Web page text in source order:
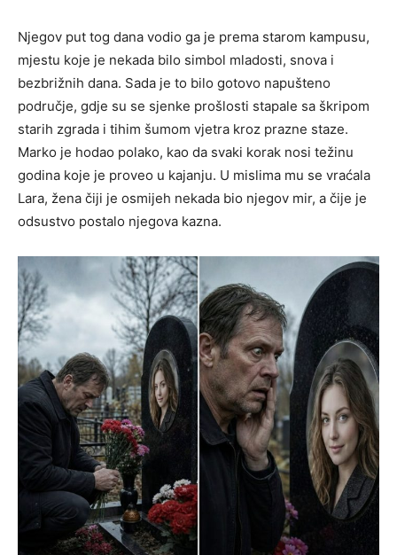
Njegov put tog dana vodio ga je prema starom kampusu,
mjestu koje je nekada bilo simbol mladosti, snova i
bezbrižnih dana. Sada je to bilo gotovo napušteno
područje, gdje su se sjenke prošlosti stapale sa škripom
starih zgrada i tihim šumom vjetra kroz prazne staze.
Marko je hodao polako, kao da svaki korak nosi težinu
godina koje je proveo u kajanju. U mislima mu se vraćala
Lara, žena čiji je osmijeh nekada bio njegov mir, a čije je
odsustvo postalo njegova kazna.